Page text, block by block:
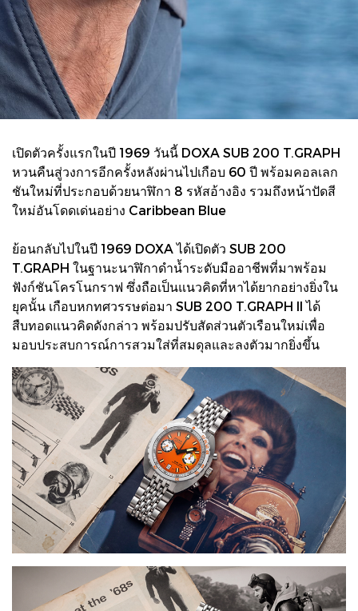
เปิดตัวครั้งแรกในปี 1969 วันนี้ DOXA SUB 200 T.GRAPH
หวนคืนสู่วงการอีกครั้งหลังผ่านไปเกือบ 60 ปี พร้อมคอลเลก
ชันใหม่ที่ประกอบด้วยนาฬิกา 8 รหัสอ้างอิง รวมถึงหน้าปัดสี
ใหม่อันโดดเด่นอย่าง Caribbean Blue
ย้อนกลับไปในปี 1969 DOXA ได้เปิดตัว SUB 200
T.GRAPH ในฐานะนาฬิกาดำน้ำระดับมืออาชีพที่มาพร้อม
ฟังก์ชันโครโนกราฟ ซึ่งถือเป็นแนวคิดที่หาได้ยากอย่างยิ่งใน
ยุคนั้น เกือบหกทศวรรษต่อมา SUB 200 T.GRAPH II ได้
สืบทอดแนวคิดดังกล่าว พร้อมปรับสัดส่วนตัวเรือนใหม่เพื่อ
มอบประสบการณ์การสวมใส่ที่สมดุลและลงตัวมากยิ่งขึ้น